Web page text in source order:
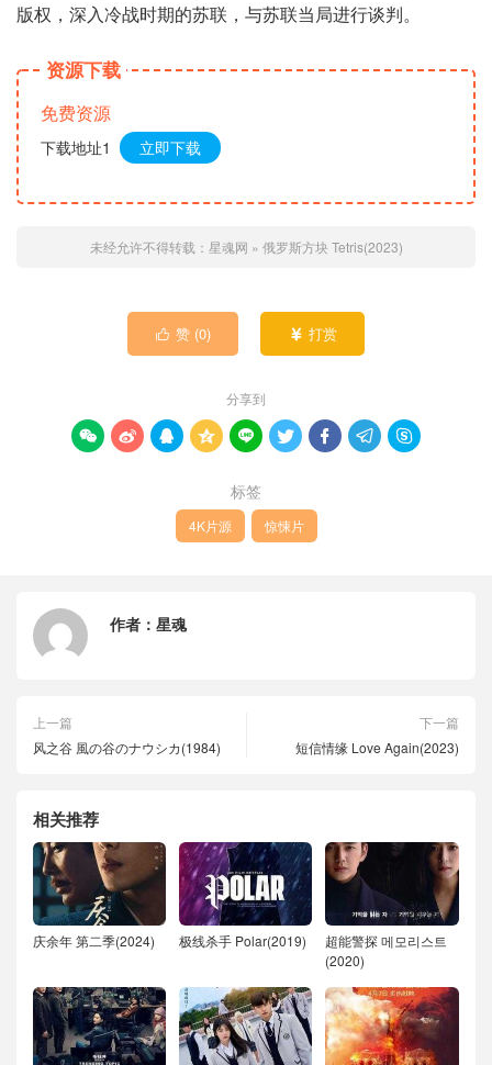
版权，深入冷战时期的苏联，与苏联当局进行谈判。
资源下载
免费资源
下载地址1 立即下载
未经允许不得转载： 星魂网 » 俄罗斯方块 Tetris(2023)
 赞 (0)  打赏
分享到
        
标签
4K片源 惊悚片
作者： 星魂
上一篇
风之谷 風の谷のナウシカ(1984)
下一篇
短信情缘 Love Again(2023)
相关推荐
庆余年 第二季(2024) 极线杀手 Polar(2019)
超能警探 메모리스트
(2020)